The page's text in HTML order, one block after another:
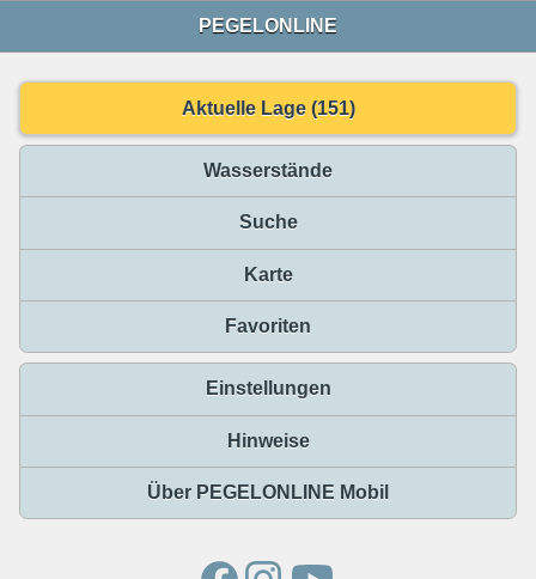
PEGELONLINE
Aktuelle Lage (151)
Wasserstände
Suche
Karte
Favoriten
Einstellungen
Hinweise
Über PEGELONLINE Mobil